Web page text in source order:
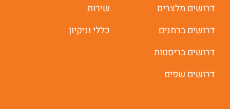
דרושים מלצרים
דרושים ברמנים
דרושים בריסטות
דרושים שפים
שירות
כללי וניקיון